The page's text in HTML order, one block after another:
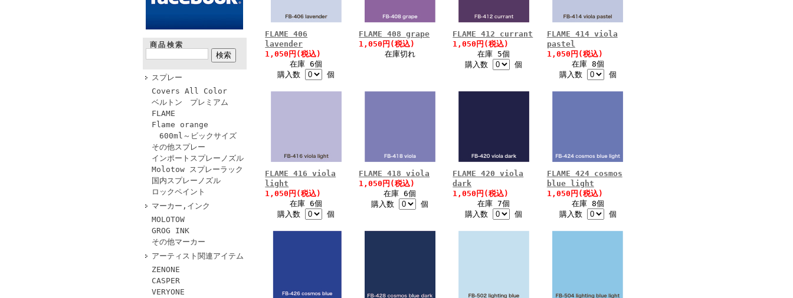
商品検索
スプレー
Covers All Color
ベルトン プレミアム
FLAME
Flame orange
600ml～ビックサイズ
その他スプレー
インポートスプレーノズル
Molotow スプレーラック
国内スプレーノズル
ロックペイント
マーカー,インク
MOLOTOW
GROG INK
その他マーカー
アーティスト関連アイテム
ZENONE
CASPER
VERYONE
FLAME 406
lavender
1,050円(税込)
在庫 6個
購入数
個
FLAME 408 grape
1,050円(税込)
在庫切れ
FLAME 412 currant
1,050円(税込)
在庫 5個
購入数
個
FLAME 414 viola
pastel
1,050円(税込)
在庫 8個
購入数
個
FLAME 416 viola
light
1,050円(税込)
在庫 6個
購入数
個
FLAME 418 viola
1,050円(税込)
在庫 6個
購入数
個
FLAME 420 viola
dark
1,050円(税込)
在庫 7個
購入数
個
FLAME 424 cosmos
blue light
1,050円(税込)
在庫 8個
購入数
個